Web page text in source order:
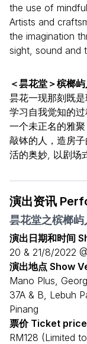
the use of
Artists and
the imagination
sight, sound and
＜昙花堂＞槟榔
昙花一现那刻既
学习自我觉知的过
一个未正名的雅
敲钵的人，造房
活的奥妙, 以剧场
演出资讯
昙花堂之槟榔
演出日期和时间
20 & 21/8/2022
演出地点 Show
Mano Plus,
37A & B, Lebuh
Pinang
票价 Ticket price
RM128 (Limited